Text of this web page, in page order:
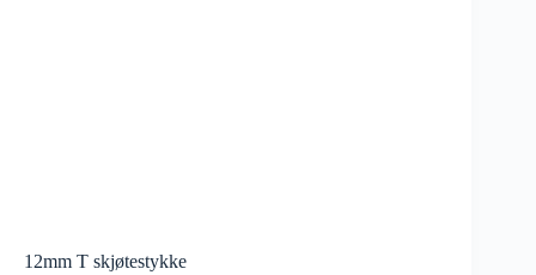
12mm T skjøtestykke